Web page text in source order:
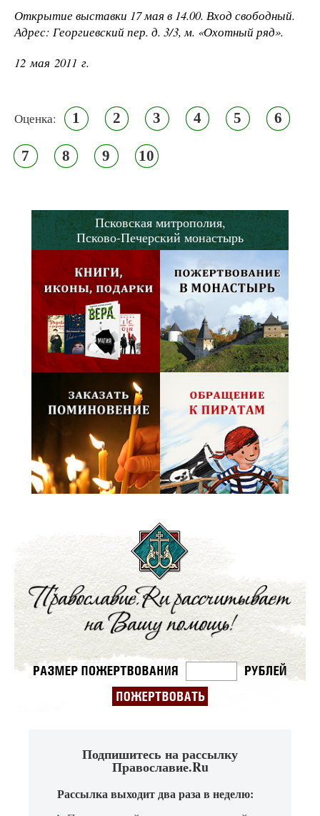
Открытие выставки 17 мая в 14.00. Вход свободный.
Адрес: Георгиевский пер. д. 3/3, м. «Охотный ряд».
12 мая 2011 г.
Оценка: 1 2 3 4 5 6
7 8 9 10
Псковская митрополия,
Псково-Печерский монастырь
Подпишитесь на рассылку
Православие.Ru
Рассылка выходит два раза в неделю: